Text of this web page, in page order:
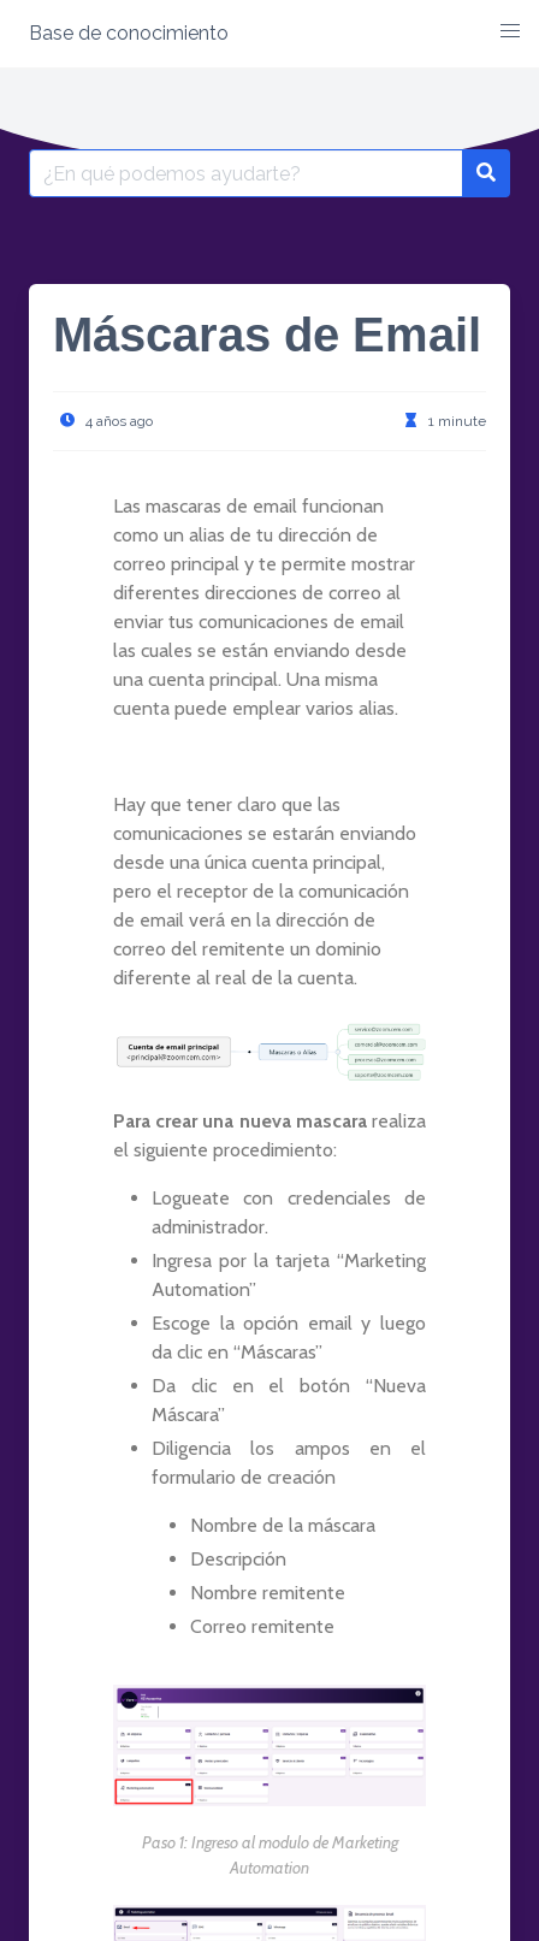
Base de conocimiento
Máscaras de Email
4 años ago 1 minute
Las mascaras de email funcionan
como un alias de tu dirección de
correo principal y te permite mostrar
diferentes direcciones de correo al
enviar tus comunicaciones de email
las cuales se están enviando desde
una cuenta principal. Una misma
cuenta puede emplear varios alias.
Hay que tener claro que las
comunicaciones se estarán enviando
desde una única cuenta principal,
pero el receptor de la comunicación
de email verá en la dirección de
correo del remitente un dominio
diferente al real de la cuenta.
Para crear una nueva mascara realiza
el siguiente procedimiento:
Logueate con credenciales de
administrador.
Ingresa por la tarjeta “Marketing
Automation”
Escoge la opción email y luego
da clic en “Máscaras”
Da clic en el botón “Nueva
Máscara”
Diligencia los ampos en el
formulario de creación
Nombre de la máscara
Descripción
Nombre remitente
Correo remitente
Paso 1: Ingreso al modulo de Marketing
Automation